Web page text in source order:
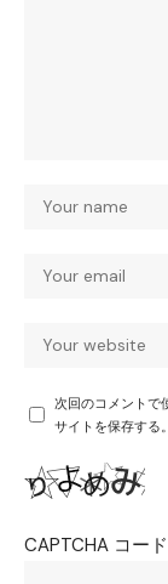
次回のコメントで
サイトを保存する。
CAPTCHA コード